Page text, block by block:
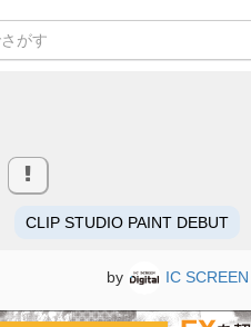
CLIP STUDIO PAINT DEBUT
by IC